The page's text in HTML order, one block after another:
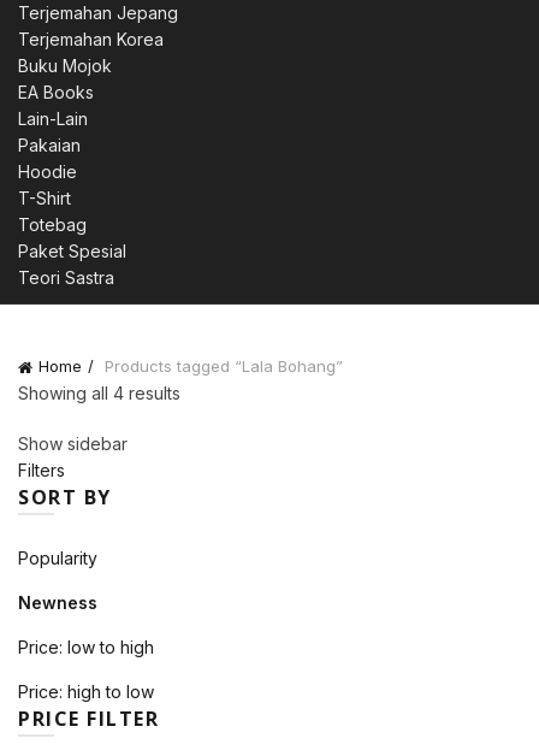
Terjemahan Jepang
Terjemahan Korea
Buku Mojok
EA Books
Lain-Lain
Pakaian
Hoodie
T-Shirt
Totebag
Paket Spesial
Teori Sastra
Home Products tagged “Lala Bohang”
Showing all 4 results
Show sidebar
Filters
SORT BY
Popularity
Newness
Price: low to high
Price: high to low
PRICE FILTER